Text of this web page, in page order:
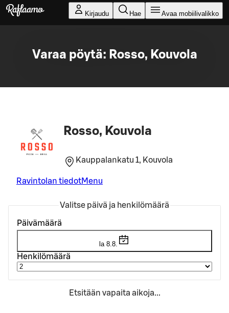
Siirry pääsisältöön
Kirjaudu Hae Avaa mobiilivalikko
Varaa pöytä: Rosso, Kouvola
Rosso, Kouvola
Kauppalankatu 1, Kouvola
Ravintolan tiedotMenu
Valitse päivä ja henkilömäärä
Päivämäärä
la 8.8.
Henkilömäärä
Etsitään vapaita aikoja...